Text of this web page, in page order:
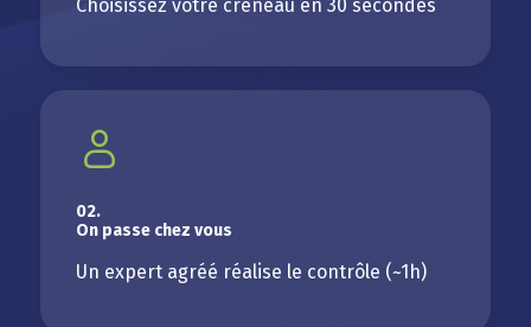
Choisissez votre créneau en 30 secondes
02.
On passe chez vous
Un expert agréé réalise le contrôle (~1h)